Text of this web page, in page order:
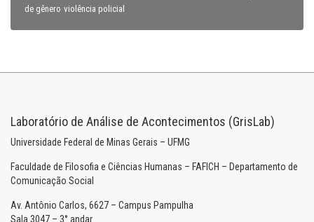
de gênero violência policial
Laboratório de Análise de Acontecimentos (GrisLab)
Universidade Federal de Minas Gerais – UFMG
Faculdade de Filosofia e Ciências Humanas – FAFICH – Departamento de
Comunicação Social
Av. Antônio Carlos, 6627 – Campus Pampulha
Sala 3047 – 3° andar